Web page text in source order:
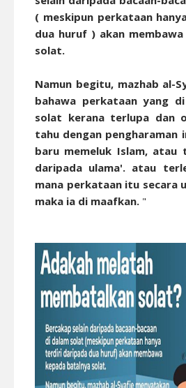
( meskipun perkataan
dua huruf ) akan
solat.
Namun begitu, mazhab al-
bahawa perkataan yang
solat kerana terlupa dan
tahu dengan pengharaman
baru memeluk Islam, atau
daripada ulama'. atau
mana perkataan itu secara
maka ia di maafkan. "